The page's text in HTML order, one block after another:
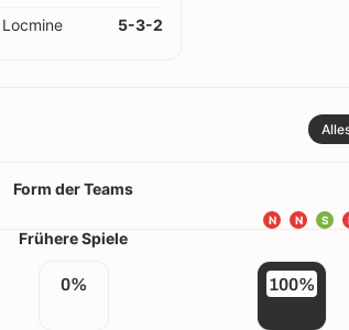
Locmine
5-3-2
Form der Teams
S
N
N
Frühere Spiele
0% 100%